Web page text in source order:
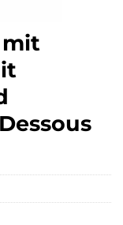
mit